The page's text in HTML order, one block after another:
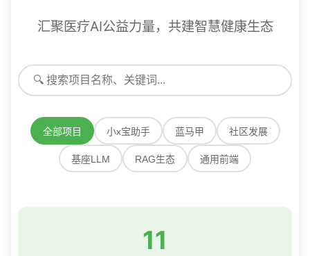
汇聚医疗AI公益力量，共建智慧健康生态
全部项目 小x宝助手 蓝马甲 社区发展
基座LLM RAG生态 通用前端
11